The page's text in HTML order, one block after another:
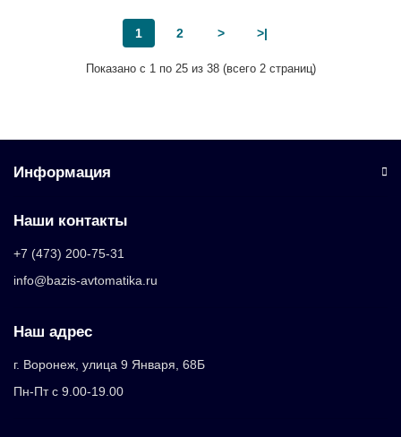
1 2 > >|
Показано с 1 по 25 из 38 (всего 2 страниц)
Информация
Наши контакты
+7 (473) 200-75-31
info@bazis-avtomatika.ru
Наш адрес
г. Воронеж, улица 9 Января, 68Б
Пн-Пт с 9.00-19.00